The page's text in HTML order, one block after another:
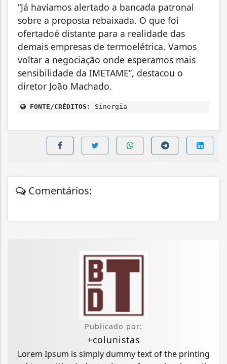
“Já havíamos alertado a bancada patronal
sobre a proposta rebaixada. O que foi
ofertadoé distante para a realidade das
demais empresas de termoelétrica. Vamos
voltar a negociação onde esperamos mais
sensibilidade da IMETAME”, destacou o
diretor João Machado.
FONTE/CRÉDITOS: Sinergia
Comentários:
Publicado por:
+colunistas
Lorem Ipsum is simply dummy text of the printing